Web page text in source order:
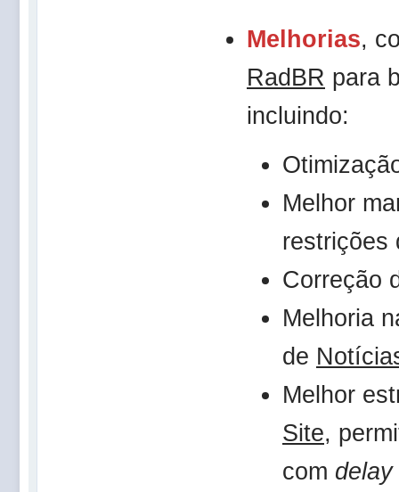
Melhorias,
RadBR para
incluindo:
Melhor
restrições
Correção
Melhoria
de
Melhor
Site,
com delay